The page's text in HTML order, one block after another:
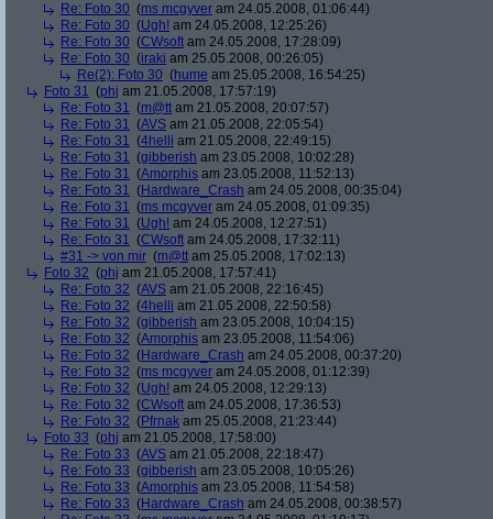
Re: Foto 30 (ms mcgyver am 24.05.2008, 01:06:44)
Re: Foto 30 (Ugh! am 24.05.2008, 12:25:26)
Re: Foto 30 (CWsoft am 24.05.2008, 17:28:09)
Re: Foto 30 (iraki am 25.05.2008, 00:26:05)
Re(2): Foto 30 (hume am 25.05.2008, 16:54:25)
Foto 31 (phj am 21.05.2008, 17:57:19)
Re: Foto 31 (m@tt am 21.05.2008, 20:07:57)
Re: Foto 31 (AVS am 21.05.2008, 22:05:54)
Re: Foto 31 (4helli am 21.05.2008, 22:49:15)
Re: Foto 31 (gibberish am 23.05.2008, 10:02:28)
Re: Foto 31 (Amorphis am 23.05.2008, 11:52:13)
Re: Foto 31 (Hardware_Crash am 24.05.2008, 00:35:04)
Re: Foto 31 (ms mcgyver am 24.05.2008, 01:09:35)
Re: Foto 31 (Ugh! am 24.05.2008, 12:27:51)
Re: Foto 31 (CWsoft am 24.05.2008, 17:32:11)
#31 -> von mir (m@tt am 25.05.2008, 17:02:13)
Foto 32 (phj am 21.05.2008, 17:57:41)
Re: Foto 32 (AVS am 21.05.2008, 22:16:45)
Re: Foto 32 (4helli am 21.05.2008, 22:50:58)
Re: Foto 32 (gibberish am 23.05.2008, 10:04:15)
Re: Foto 32 (Amorphis am 23.05.2008, 11:54:06)
Re: Foto 32 (Hardware_Crash am 24.05.2008, 00:37:20)
Re: Foto 32 (ms mcgyver am 24.05.2008, 01:12:39)
Re: Foto 32 (Ugh! am 24.05.2008, 12:29:13)
Re: Foto 32 (CWsoft am 24.05.2008, 17:36:53)
Re: Foto 32 (Pfrnak am 25.05.2008, 21:23:44)
Foto 33 (phj am 21.05.2008, 17:58:00)
Re: Foto 33 (AVS am 21.05.2008, 22:18:47)
Re: Foto 33 (gibberish am 23.05.2008, 10:05:26)
Re: Foto 33 (Amorphis am 23.05.2008, 11:54:58)
Re: Foto 33 (Hardware_Crash am 24.05.2008, 00:38:57)